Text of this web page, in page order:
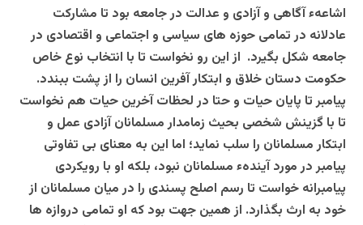
اشاعهء آگاهی و آزادی و عدالت در جامعه بود تا مشارکت
عادلانه در تمامی حوزه های سیاسی و اجتماعی و اقتصادی در
جامعه شکل بگیرد. از این رو نخواست تا با انتخاب نوع خاص
حکومت دستان خلاق و ابتکار آفرین انسان را از پشت ببندد.
پیامبر تا پایان حیات و حتا در لحظات آخرین حیات هم نخواست
تا با گزینش شخصی بحیث زمامدار مسلمانان آزادی عمل و
ابتکار مسلمانان را سلب نماید؛ اما این به معنای بی تفاوتی
پیامبر در مورد آیندهء مسلمانان نبود، بلکه او با رویکردی
پیامبرانه خواست تا رسم اصلح پسندی را در میان مسلمانان از
خود به ارث بگذارد. از همین جهت بود که او تمامی دروازه ها